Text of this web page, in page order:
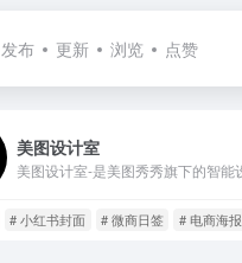
发布 更新 浏览 点赞
美图设计室
# 小红书封面 # 微商日签 # 电商海报